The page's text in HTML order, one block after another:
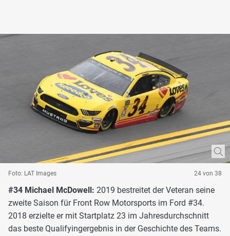
Foto: LAT Images 24 von 38
#34 Michael McDowell: 2019 bestreitet der Veteran seine
zweite Saison für Front Row Motorsports im Ford #34.
2018 erzielte er mit Startplatz 23 im Jahresdurchschnitt
das beste Qualifyingergebnis in der Geschichte des Teams.